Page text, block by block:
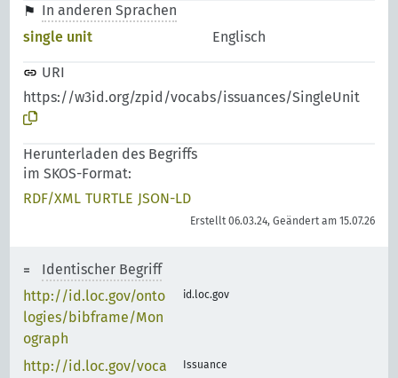
In anderen Sprachen
single unit
Englisch
URI
https://w3id.org/zpid/vocabs/issuances/SingleUnit
Herunterladen des Begriffs
im SKOS-Format:
RDF/XML TURTLE JSON-LD
Erstellt 06.03.24, Geändert am 15.07.26
Identischer Begriff
http://id.loc.gov/onto
logies/bibframe/Mon
ograph
id.loc.gov
http://id.loc.gov/voca Issuance